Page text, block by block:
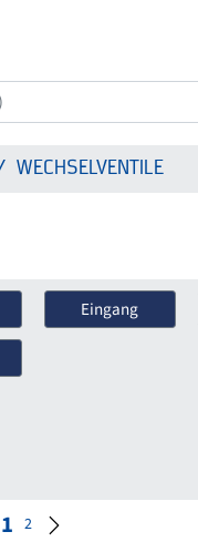
WECHSELVENTILE
Eingang
1 2